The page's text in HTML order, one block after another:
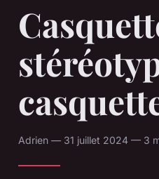
Adrien — 31 juillet 2024 — 3